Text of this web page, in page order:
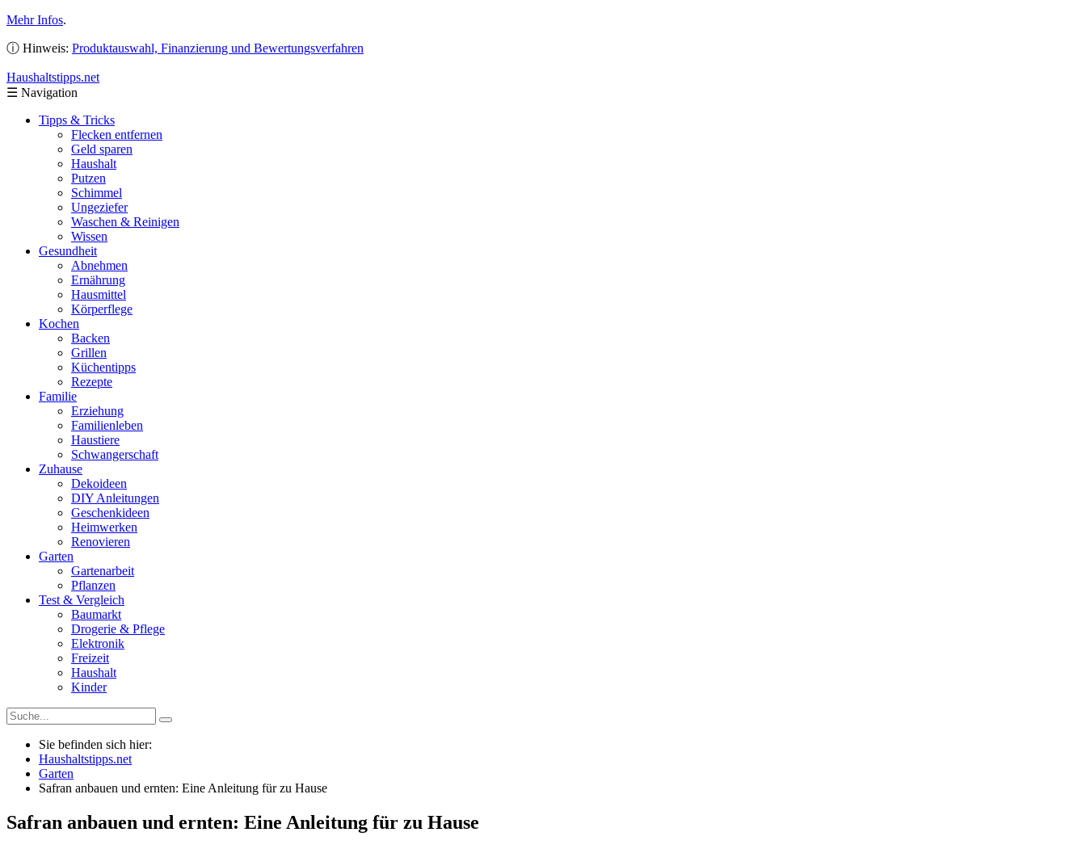
Mehr Infos.
ⓘ Hinweis: Produktauswahl, Finanzierung und Bewertungsverfahren
Haushaltstipps.net
☰ Navigation
Tipps & Tricks
Flecken entfernen
Geld sparen
Haushalt
Putzen
Schimmel
Ungeziefer
Waschen & Reinigen
Wissen
Gesundheit
Abnehmen
Ernährung
Hausmittel
Körperflege
Kochen
Backen
Grillen
Küchentipps
Rezepte
Familie
Erziehung
Familienleben
Haustiere
Schwangerschaft
Zuhause
Dekoideen
DIY Anleitungen
Geschenkideen
Heimwerken
Renovieren
Garten
Gartenarbeit
Pflanzen
Test & Vergleich
Baumarkt
Drogerie & Pflege
Elektronik
Freizeit
Haushalt
Kinder
Sie befinden sich hier:
Haushaltstipps.net
Garten
Safran anbauen und ernten: Eine Anleitung für zu Hause
Safran anbauen und ernten: Eine Anleitung für zu Hause